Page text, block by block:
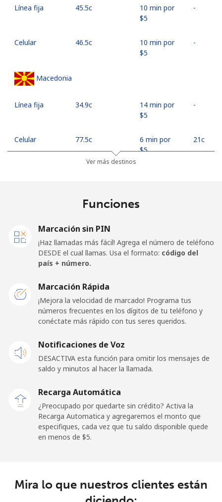
Línea fija ⁦45.5c⁩
10 min por
⁦$5⁩
-
Celular ⁦46.5c⁩
10 min por
⁦$5⁩
-
Macedonia
Línea fija ⁦34.9c⁩
14 min por
⁦$5⁩
-
Celular ⁦77.5c⁩
6 min por
⁦$5⁩
⁦21c⁩
⁦121.5c⁩
Celular
⁦$5⁩
Línea fija ⁦85.9c⁩
5 min por
⁦$5⁩
Malaysia
Línea fija ⁦1.9c⁩
⁦$5⁩
⁦1.9c⁩
263 min por
-
Ver más destinos
Funciones
Marcación sin PIN
¡Haz llamadas más fácil! Agrega el número de teléfono
DESDE el cual llamas. Usa el formato: código del
país + número.
Marcación Rápida
¡Mejora la velocidad de marcado! Programa tus
números frecuentes en los dígitos de tu teléfono y
conéctate más rápido con tus seres queridos.
Notificaciones de Voz
DESACTIVA esta función para omitir los mensajes de
saldo y minutos al hacer la llamada.
Recarga Automática
¿Preocupado por quedarte sin crédito? Activa la
Recarga Automatica y agregaremos el monto que
especifiques, cada vez que tu saldo disponible quede
en menos de ⁦$5⁩.
Mira lo que nuestros clientes están